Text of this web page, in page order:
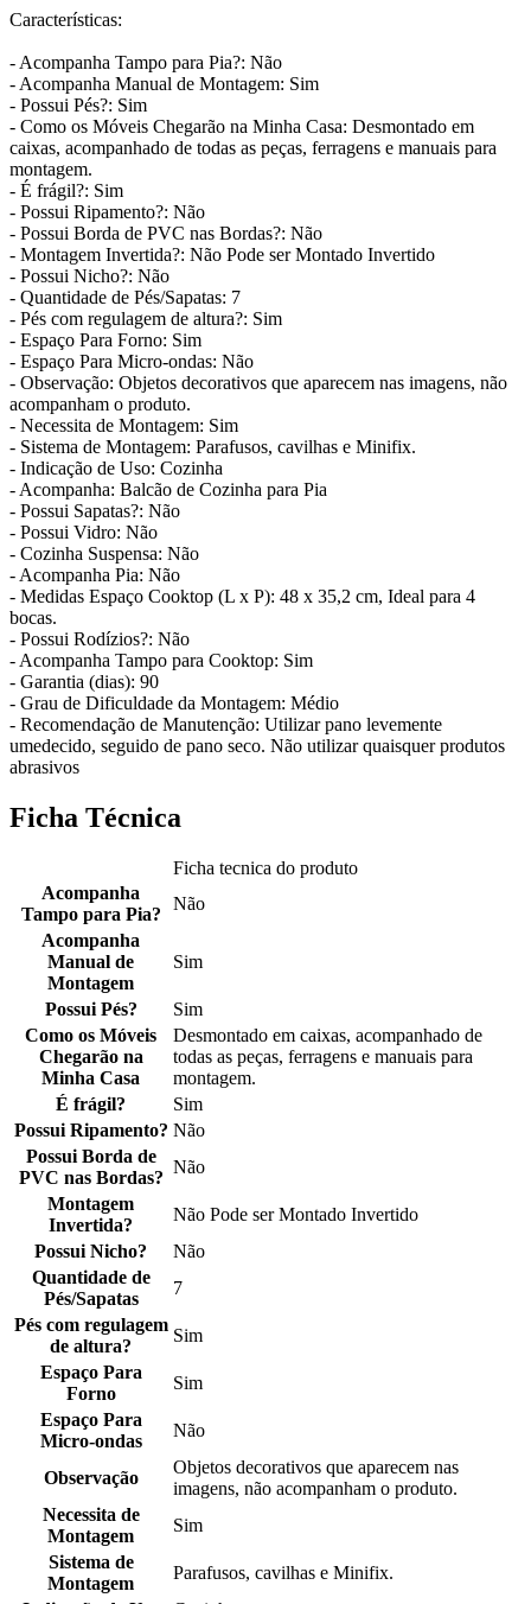
Características:
- Acompanha Tampo para Pia?: Não
- Acompanha Manual de Montagem: Sim
- Possui Pés?: Sim
- Como os Móveis Chegarão na Minha Casa: Desmontado em
caixas, acompanhado de todas as peças, ferragens e manuais para
montagem.
- É frágil?: Sim
- Possui Ripamento?: Não
- Possui Borda de PVC nas Bordas?: Não
- Montagem Invertida?: Não Pode ser Montado Invertido
- Possui Nicho?: Não
- Quantidade de Pés/Sapatas: 7
- Pés com regulagem de altura?: Sim
- Espaço Para Forno: Sim
- Espaço Para Micro-ondas: Não
- Observação: Objetos decorativos que aparecem nas imagens, não
acompanham o produto.
- Necessita de Montagem: Sim
- Sistema de Montagem: Parafusos, cavilhas e Minifix.
- Indicação de Uso: Cozinha
- Acompanha: Balcão de Cozinha para Pia
- Possui Sapatas?: Não
- Possui Vidro: Não
- Cozinha Suspensa: Não
- Acompanha Pia: Não
- Medidas Espaço Cooktop (L x P): 48 x 35,2 cm, Ideal para 4
bocas.
- Possui Rodízios?: Não
- Acompanha Tampo para Cooktop: Sim
- Garantia (dias): 90
- Grau de Dificuldade da Montagem: Médio
- Recomendação de Manutenção: Utilizar pano levemente
umedecido, seguido de pano seco. Não utilizar quaisquer produtos
abrasivos
Ficha Técnica
Ficha tecnica do produto
Acompanha
Tampo para Pia?
Não
Acompanha
Manual de
Montagem
Sim
Possui Pés?
Sim
Como os Móveis
Chegarão na
Minha Casa
Desmontado em caixas, acompanhado de
todas as peças, ferragens e manuais para
montagem.
É frágil?
Sim
Possui Ripamento? Não
Possui Borda de
PVC nas Bordas?
Não
Montagem
Invertida?
Não Pode ser Montado Invertido
Possui Nicho?
Não
Quantidade de
Pés/Sapatas
7
Pés com regulagem
de altura?
Sim
Espaço Para
Forno
Sim
Espaço Para
Micro-ondas
Não
Observação
Objetos decorativos que aparecem nas
imagens, não acompanham o produto.
Necessita de
Montagem
Sim
Sistema de
Montagem
Parafusos, cavilhas e Minifix.